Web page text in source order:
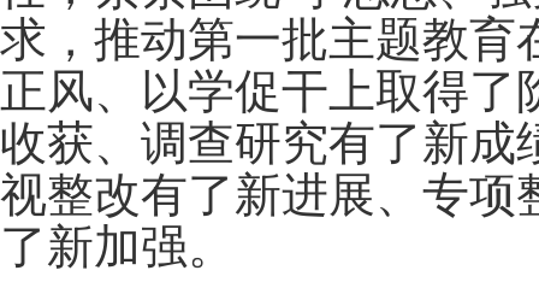
求，推动第一批主题教育
正风、以学促干上取得
收获、调查研究有了新
视整改有了新进展、专项
了新加强。